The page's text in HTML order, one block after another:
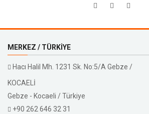
MERKEZ / TÜRKIYE
Hacı Halil Mh. 1231 Sk. No:5/A Gebze /
KOCAELİ
Gebze - Kocaeli / Türkiye
+90 262 646 32 31